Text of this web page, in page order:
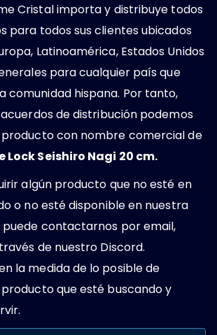
Cristal importa y distribuye todos
para todos sus clientes ubicados
Latinoamérica, Estados Unidos
para cualquier país que
comunidad hispana. Por tanto,
de distribución podemos
con nombre comercial de
Lock Seishiro Nagi 20 cm.
algún producto que no esté en
o no esté disponible en nuestra
puede contactarnos por email,
de nuestro Discord.
la medida de lo posible de
que esté buscando y